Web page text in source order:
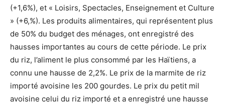
(+1,6%), et « Loisirs, Spectacles, Enseignement et Culture
» (+6,%). Les produits alimentaires, qui représentent plus
de 50% du budget des ménages, ont enregistré des
hausses importantes au cours de cette période. Le prix
du riz, l’aliment le plus consommé par les Haïtiens, a
connu une hausse de 2,2%. Le prix de la marmite de riz
importé avoisine les 200 gourdes. Le prix du petit mil
avoisine celui du riz importé et a enregistré une hausse